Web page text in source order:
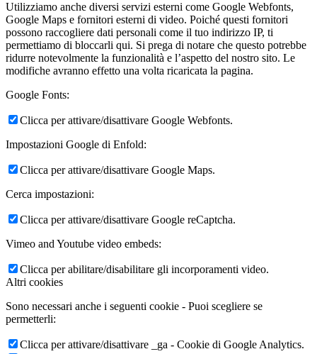
Utilizziamo anche diversi servizi esterni come Google Webfonts,
Google Maps e fornitori esterni di video. Poiché questi fornitori
possono raccogliere dati personali come il tuo indirizzo IP, ti
permettiamo di bloccarli qui. Si prega di notare che questo potrebbe
ridurre notevolmente la funzionalità e l’aspetto del nostro sito. Le
modifiche avranno effetto una volta ricaricata la pagina.
Google Fonts:
Clicca per attivare/disattivare Google Webfonts.
Impostazioni Google di Enfold:
Clicca per attivare/disattivare Google Maps.
Cerca impostazioni:
Clicca per attivare/disattivare Google reCaptcha.
Vimeo and Youtube video embeds:
Clicca per abilitare/disabilitare gli incorporamenti video.
Altri cookies
Sono necessari anche i seguenti cookie - Puoi scegliere se
permetterli:
Clicca per attivare/disattivare _ga - Cookie di Google Analytics.